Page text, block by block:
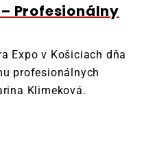
Profesionálny
Expo v Košiciach dňa
profesionálnych
Klimeková.